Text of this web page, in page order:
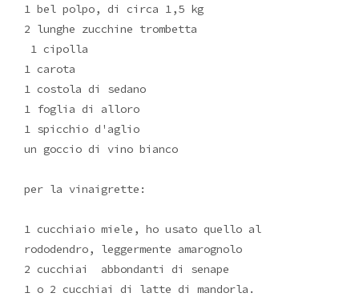
1 bel polpo, di circa 1,5 kg
2 lunghe zucchine trombetta
1 cipolla
1 carota
1 costola di sedano
1 foglia di alloro
1 spicchio d'aglio
un goccio di vino bianco
per la vinaigrette:
1 cucchiaio miele, ho usato quello al
rododendro, leggermente amarognolo
2 cucchiai abbondanti di senape
1 o 2 cucchiai di latte di mandorla.